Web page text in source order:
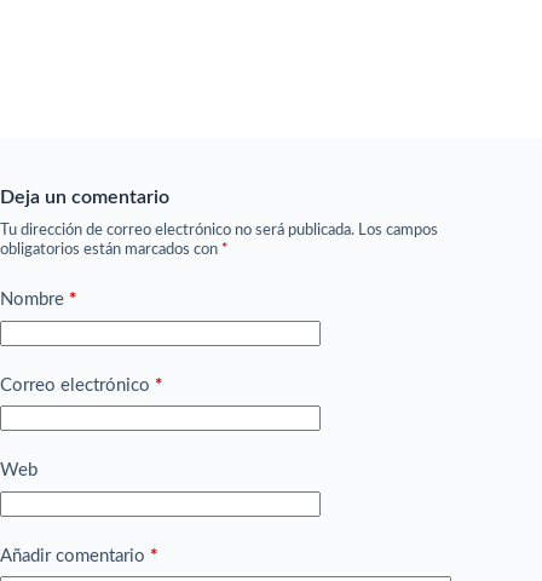
Deja un comentario
Tu dirección de correo electrónico no será publicada. Los campos
obligatorios están marcados con *
Nombre *
Correo electrónico *
Web
Añadir comentario *